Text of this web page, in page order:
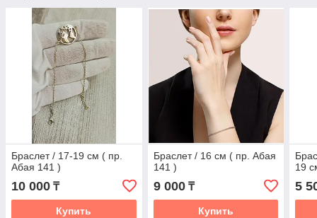
Браслет / 17-19 см ( пр.
Абая 141 )
10 000 ₸
Купить
Браслет / 16 см ( пр. Абая
141 )
9 000₸
Купить
19
5